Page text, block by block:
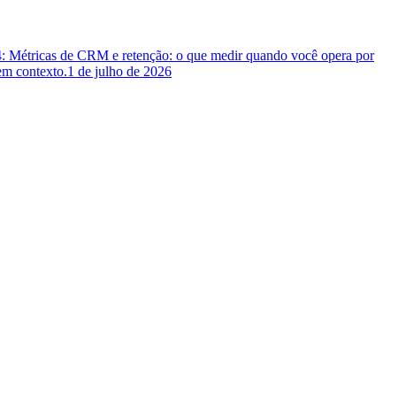
Métricas de CRM e retenção: o que medir quando você opera por
contexto.1 de julho de 2026